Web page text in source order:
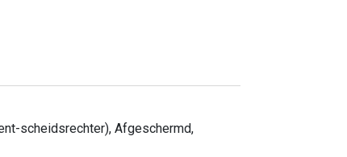
scheidsrechter), Afgeschermd,